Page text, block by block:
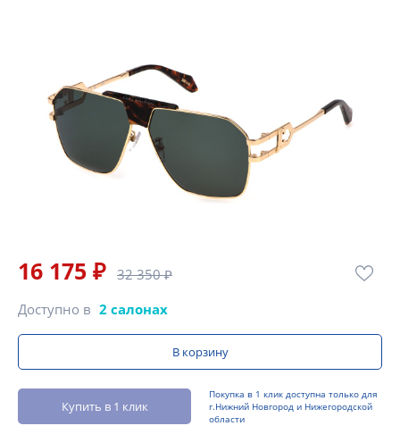
16 175 ₽ 32 350 ₽
Доступно в 2 салонах
В корзину
Купить в 1 клик
Покупка в 1 клик доступна только для
г.Нижний Новгород и Нижегородской
области